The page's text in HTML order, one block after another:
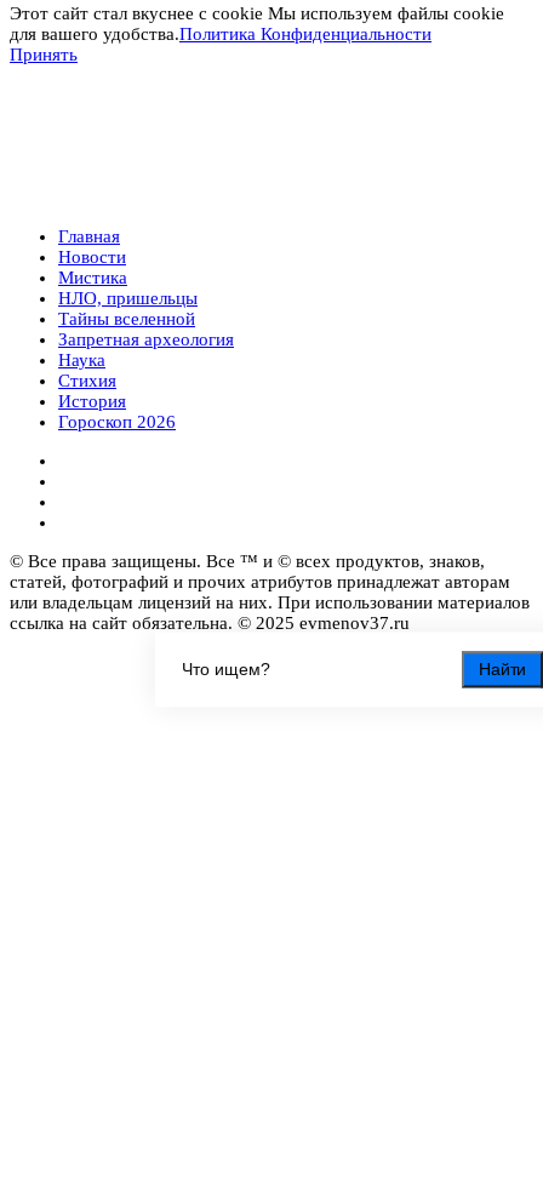
Найти
Этот сайт стал вкуснее с cookie Мы используем файлы cookie
для вашего удобства.Политика Конфиденциальности
Принять
Главная
Новости
Мистика
НЛО, пришельцы
Тайны вселенной
Запретная археология
Наука
Стихия
История
Гороскоп 2026
© Все права защищены. Все ™ и © всех продуктов, знаков,
статей, фотографий и прочих атрибутов принадлежат авторам
или владельцам лицензий на них. При использовании материалов
ссылка на сайт обязательна. © 2025 evmenov37.ru